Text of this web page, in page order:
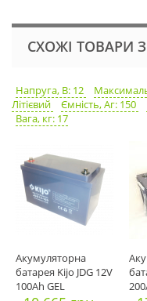
СХОЖІ ТОВАРИ З
Напруга, В: 12
Літієвий
Ємність, Аг: 150
Вага, кг: 17
Акумуляторна
батарея Kijo JDG 12V
100Ah GEL